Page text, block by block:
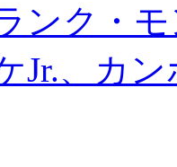
ンク・
Jr.、カ